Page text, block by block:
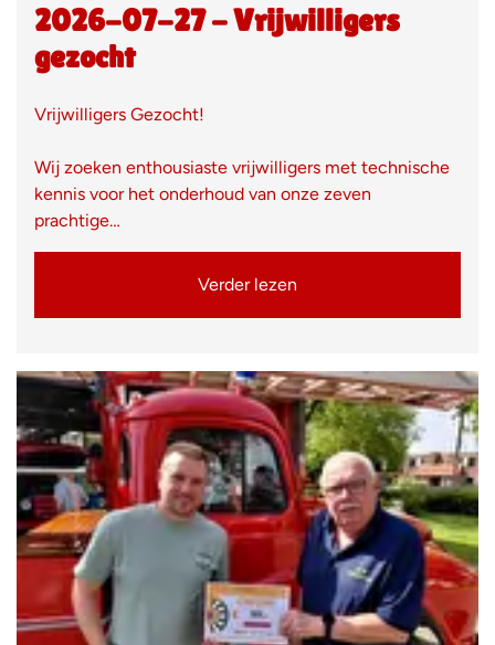
2026-07-27 - Vrijwilligers
gezocht
Vrijwilligers Gezocht!
Wij zoeken enthousiaste vrijwilligers met technische
kennis voor het onderhoud van onze zeven
prachtige…
Verder lezen